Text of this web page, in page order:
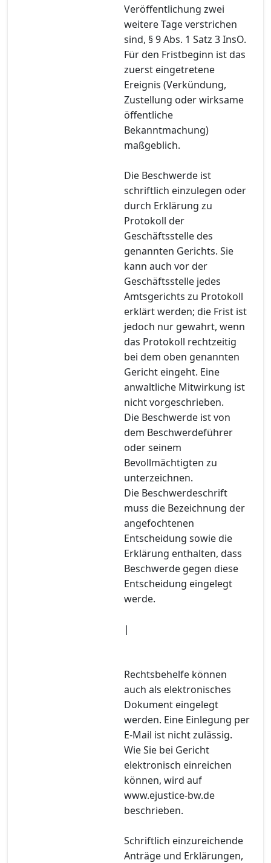
Veröffentlichung zwei
weitere Tage verstrichen
sind, § 9 Abs. 1 Satz 3 InsO.
Für den Fristbeginn ist das
zuerst eingetretene
Ereignis (Verkündung,
Zustellung oder wirksame
öffentliche
Bekanntmachung)
maßgeblich.
Die Beschwerde ist
schriftlich einzulegen oder
durch Erklärung zu
Protokoll der
Geschäftsstelle des
genannten Gerichts. Sie
kann auch vor der
Geschäftsstelle jedes
Amtsgerichts zu Protokoll
erklärt werden; die Frist ist
jedoch nur gewahrt, wenn
das Protokoll rechtzeitig
bei dem oben genannten
Gericht eingeht. Eine
anwaltliche Mitwirkung ist
nicht vorgeschrieben.
Die Beschwerde ist von
dem Beschwerdeführer
oder seinem
Bevollmächtigten zu
unterzeichnen.
Die Beschwerdeschrift
muss die Bezeichnung der
angefochtenen
Entscheidung sowie die
Erklärung enthalten, dass
Beschwerde gegen diese
Entscheidung eingelegt
werde.
|
Rechtsbehelfe können
auch als elektronisches
Dokument eingelegt
werden. Eine Einlegung per
E-Mail ist nicht zulässig.
Wie Sie bei Gericht
elektronisch einreichen
können, wird auf
www.ejustice-bw.de
beschrieben.
Schriftlich einzureichende
Anträge und Erklärungen,